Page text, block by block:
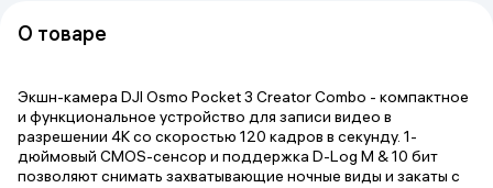
О товаре
Экшн-камера DJI Osmo Pocket 3 Creator Combo - компактное
и функциональное устройство для записи видео в
разрешении 4K со скоростью 120 кадров в секунду. 1-
дюймовый CMOS-сенсор и поддержка D-Log M & 10 бит
позволяют снимать захватывающие ночные виды и закаты с